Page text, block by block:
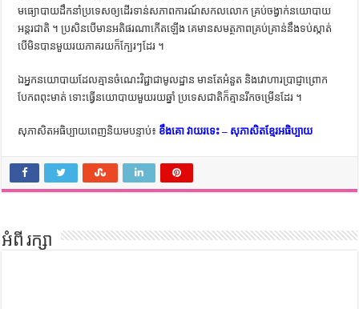
មធ្យោបាយ​ដឹកនាំ​ប្រទេស​ឲ្យ​ដើរ​ទាន់​សភាពការណ៍​សកល​លោក គ្រប់​ចង្វាក់​នយោបាយ​
អន្តរជាតិ ។ ប្រសិនបើ​មាន​អតិផរណា​កើត​ឡើង គេ​មាន​សមត្ថភាព​គ្រប់​គ្រាន់​នឹង​ទប់​ស្កាត់
បើ​មិន​បាន​មួយ​រយ​ភាគ​រយ​ក៏​ក្បែរៗ​ដែរ ។
ឯ​អ្នក​នយោបាយ​ដែល​គ្មាន​ចំណេះ​វិជ្ជា​ជា​មូលដ្ឋាន មាន​តែ​អំនួត និង​វោហារ​ប្រាជ្ញា​ព្រោក​
បែក​ពពុះ​មាត់ ទោះ​ធ្វើ​នយោបាយ​មួយ​រយ​ឆ្នាំ​ ប្រទេស​ជាតិ​ក៏​គ្មាន​រីក​ចម្រើន​ដែរ ។
សុភាសិតអធិប្បាយពេញនិយមបន្ទាប់៖ ខឹងគោ វាយរទេះ – សុភាសិតខ្មែរអធិប្បាយ
អំពី រក្សា